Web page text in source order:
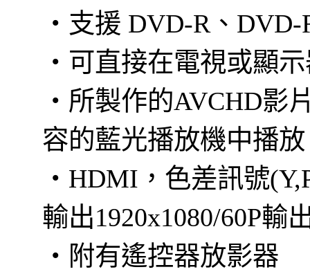
‧支援 DVD-R、DVD-
‧可直接在電視或顯
‧所製作的AVCHD影
容的藍光播放機中播放
‧HDMI，色差訊號
輸出1920x1080/60P輸
‧附有遙控器放影器